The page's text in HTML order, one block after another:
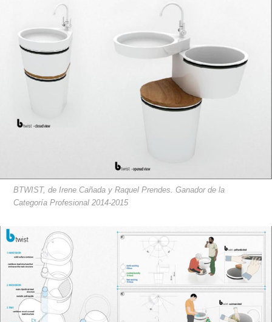
BTWIST, de Irene Cañada y Raquel Prendes. Ganador de la
Categoría Profesional 2014-2015